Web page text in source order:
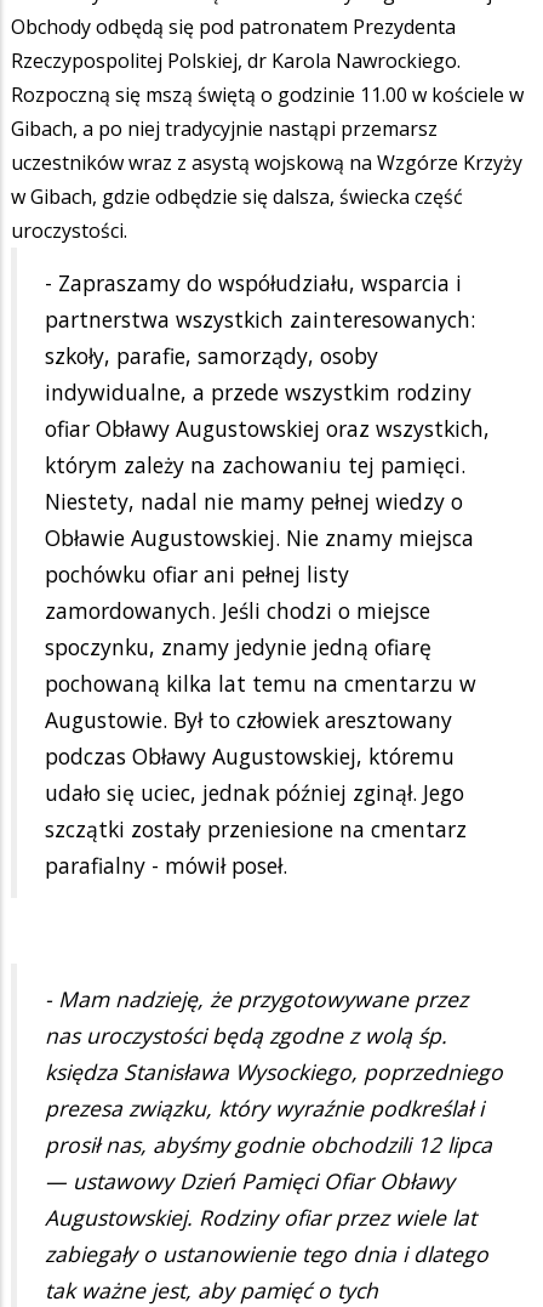
Obchody odbędą się pod patronatem Prezydenta
Rzeczypospolitej Polskiej, dr Karola Nawrockiego.
Rozpoczną się mszą świętą o godzinie 11.00 w kościele w
Gibach, a po niej tradycyjnie nastąpi przemarsz
uczestników wraz z asystą wojskową na Wzgórze Krzyży
w Gibach, gdzie odbędzie się dalsza, świecka część
uroczystości.
- Zapraszamy do współudziału, wsparcia i
partnerstwa wszystkich zainteresowanych:
szkoły, parafie, samorządy, osoby
indywidualne, a przede wszystkim rodziny
ofiar Obławy Augustowskiej oraz wszystkich,
którym zależy na zachowaniu tej pamięci.
Niestety, nadal nie mamy pełnej wiedzy o
Obławie Augustowskiej. Nie znamy miejsca
pochówku ofiar ani pełnej listy
zamordowanych. Jeśli chodzi o miejsce
spoczynku, znamy jedynie jedną ofiarę
pochowaną kilka lat temu na cmentarzu w
Augustowie. Był to człowiek aresztowany
podczas Obławy Augustowskiej, któremu
udało się uciec, jednak później zginął. Jego
szczątki zostały przeniesione na cmentarz
parafialny - mówił poseł.
- Mam nadzieję, że przygotowywane przez
nas uroczystości będą zgodne z wolą śp.
księdza Stanisława Wysockiego, poprzedniego
prezesa związku, który wyraźnie podkreślał i
prosił nas, abyśmy godnie obchodzili 12 lipca
— ustawowy Dzień Pamięci Ofiar Obławy
Augustowskiej. Rodziny ofiar przez wiele lat
zabiegały o ustanowienie tego dnia i dlatego
tak ważne jest, aby pamięć o tych